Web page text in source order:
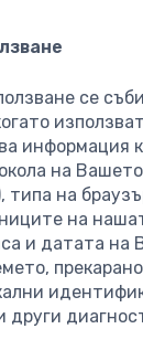
се
информация
на
типа на
на
и датата на
други